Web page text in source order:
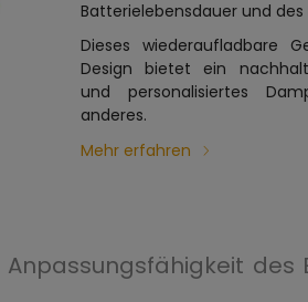
Batterielebensdauer und des
Dieses wiederaufladbare
Design bietet ein
und personalisiertes
anderes.
Mehr erfahren
des